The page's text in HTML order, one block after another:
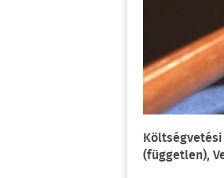
(független),